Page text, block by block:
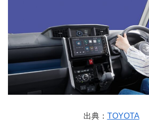
出典： TOYOTA